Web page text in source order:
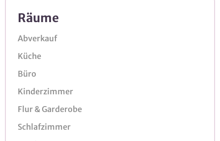
Räume
Abverkauf
Küche
Büro
Kinderzimmer
Flur & Garderobe
Schlafzimmer